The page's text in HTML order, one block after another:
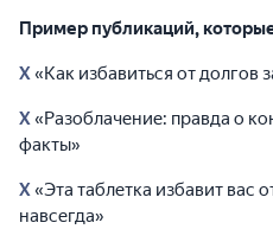
Пример публикаций,
Х «Как избавиться от долгов
Х «Разоблачение: правда о
факты»
Х «Эта таблетка избавит вас
навсегда»